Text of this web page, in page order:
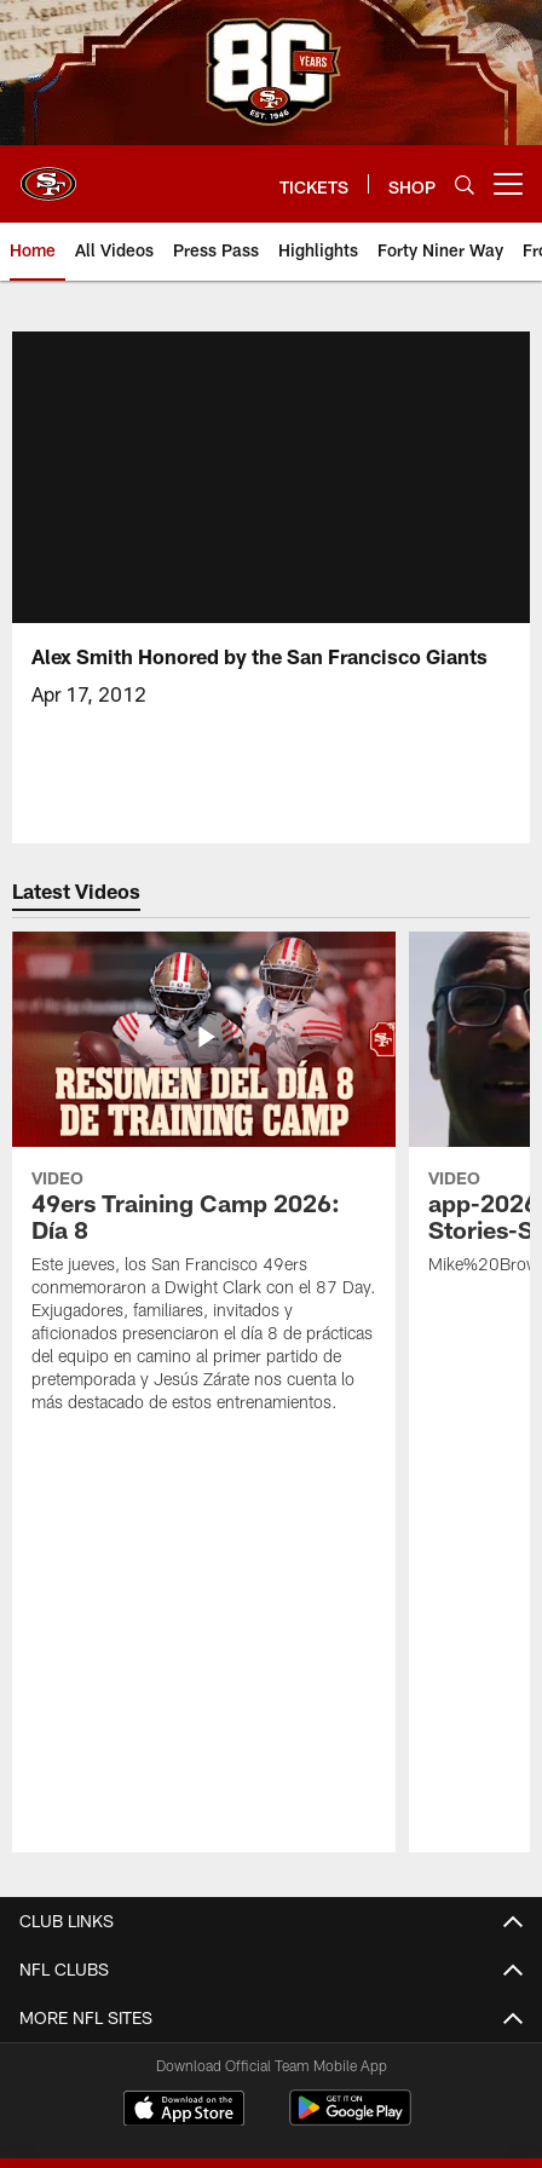
Skip
to
main
content
TICKETS SHOP
Home All Videos Press Pass Highlights Forty Niner Way
Alex Smith Honored by the San Francisco Giants
Apr 17, 2012
Latest Videos
VIDEO
49ers Training Camp 2026:
Día 8
Este jueves, los San Francisco 49ers
conmemoraron a Dwight Clark con el 87 Day.
Exjugadores, familiares, invitados y
aficionados presenciaron el día 8 de prácticas
del equipo en camino al primer partido de
pretemporada y Jesús Zárate nos cuenta lo
más destacado de estos entrenamientos.
VIDEO
app-
Stories-
CLUB LINKS
NFL CLUBS
MORE NFL SITES
Download Official Team Mobile App